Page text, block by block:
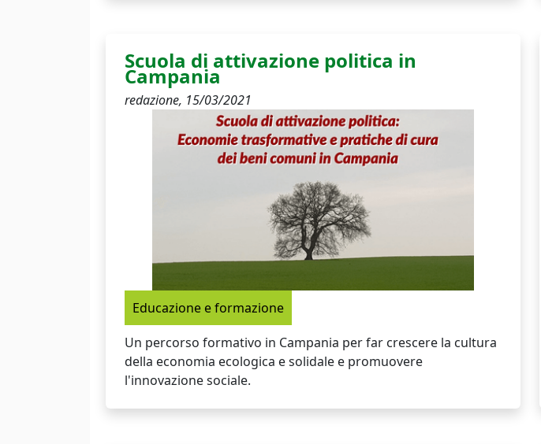
Scuola di attivazione politica in
Campania
redazione, 15/03/2021
Educazione e formazione
Un percorso formativo in Campania per far crescere la cultura
della economia ecologica e solidale e promuovere
l'innovazione sociale.